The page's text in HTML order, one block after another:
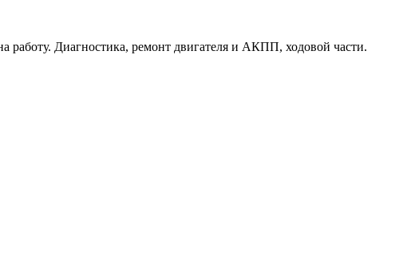
работу. Диагностика, ремонт двигателя и АКПП, ходовой части.